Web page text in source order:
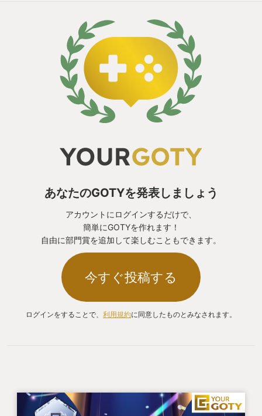
あなたのGOTYを発表しましょう
アカウントにログインするだけで、
簡単にGOTYを作れます！
自由に部門賞を追加して楽しむこともできます。
今すぐ投稿する
ログインをすることで、 利用規約に同意したものとみなされます。